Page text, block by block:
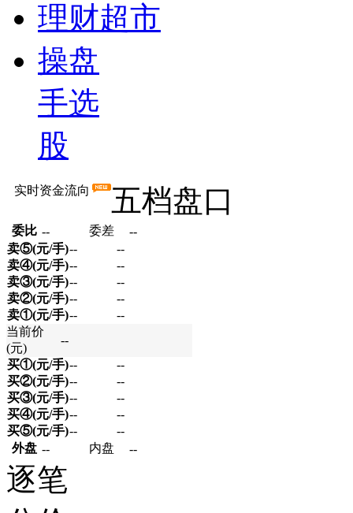
理财超市
操盘
手选
股
五档盘口
实时资金流向
委比 -- 委差
--
卖⑤(元/手)--
--
卖④(元/手)--
--
卖③(元/手)--
--
卖②(元/手)--
--
卖①(元/手)--
--
当前价
(元)
--
买①(元/手)--
--
买②(元/手)--
--
买③(元/手)--
--
买④(元/手)--
--
买⑤(元/手)--
--
外盘 -- 内盘 --
逐笔